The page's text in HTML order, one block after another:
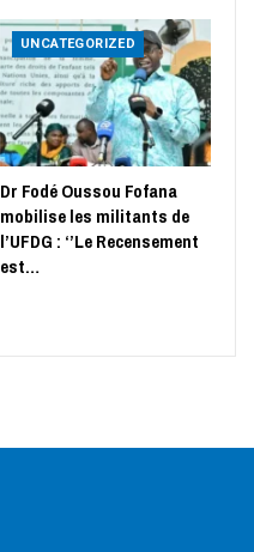
UNCATEGORIZED
Dr Fodé Oussou Fofana
mobilise les militants de
l’UFDG : ‘’Le Recensement
est…